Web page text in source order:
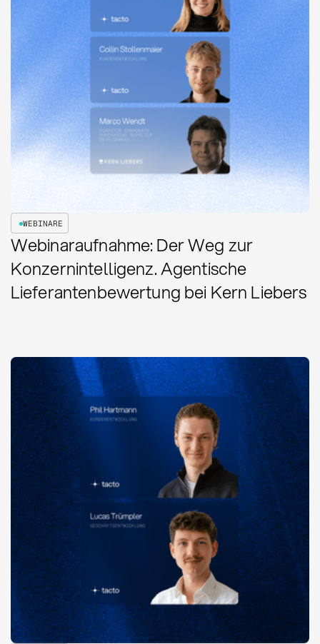
WEBINARE
Webinaraufnahme: Der Weg zur
Konzernintelligenz. Agentische
Lieferantenbewertung bei Kern Liebers